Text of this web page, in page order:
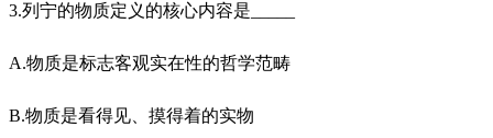
3.列宁的物质定义的核心内容是_____
A.物质是标志客观实在性的哲学范畴
B.物质是看得见、摸得着的实物